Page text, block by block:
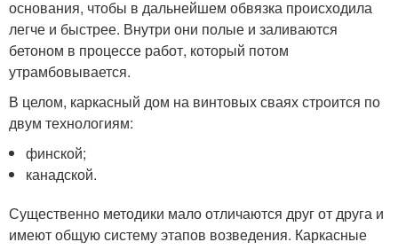
основания, чтобы в дальнейшем обвязка происходила
легче и быстрее. Внутри они полые и заливаются
бетоном в процессе работ, который потом
утрамбовывается.
В целом, каркасный дом на винтовых сваях строится по
двум технологиям:
финской;
канадской.
Существенно методики мало отличаются друг от друга и
имеют общую систему этапов возведения. Каркасные